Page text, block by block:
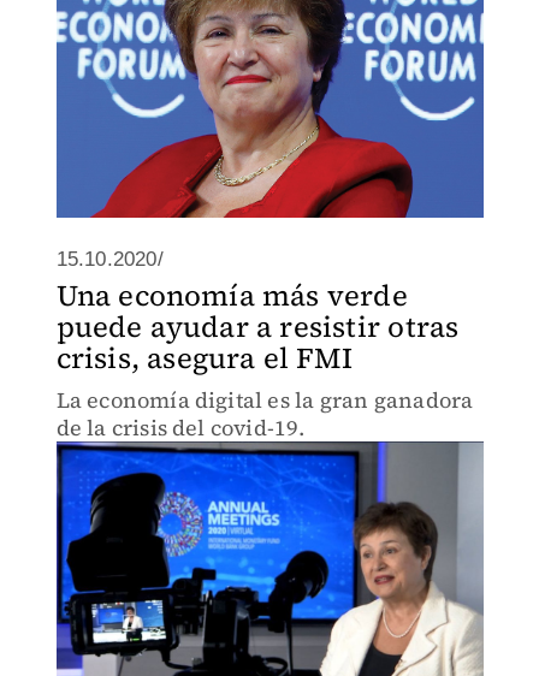
15.10.2020/
Una economía más verde
puede ayudar a resistir otras
crisis, asegura el FMI
La economía digital es la gran ganadora
de la crisis del covid-19.